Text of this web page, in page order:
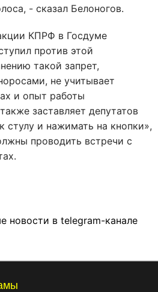
- сказал Белоногов.
КПРФ в Госдуме
против этой
такой запрет,
не учитывает
и опыт работы
заставляет депутатов
стулу и нажимать на кнопки»,
проводить встречи с
новости в telegram-канале